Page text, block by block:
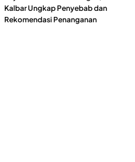
Kalbar Ungkap Penyebab dan
Rekomendasi Penanganan